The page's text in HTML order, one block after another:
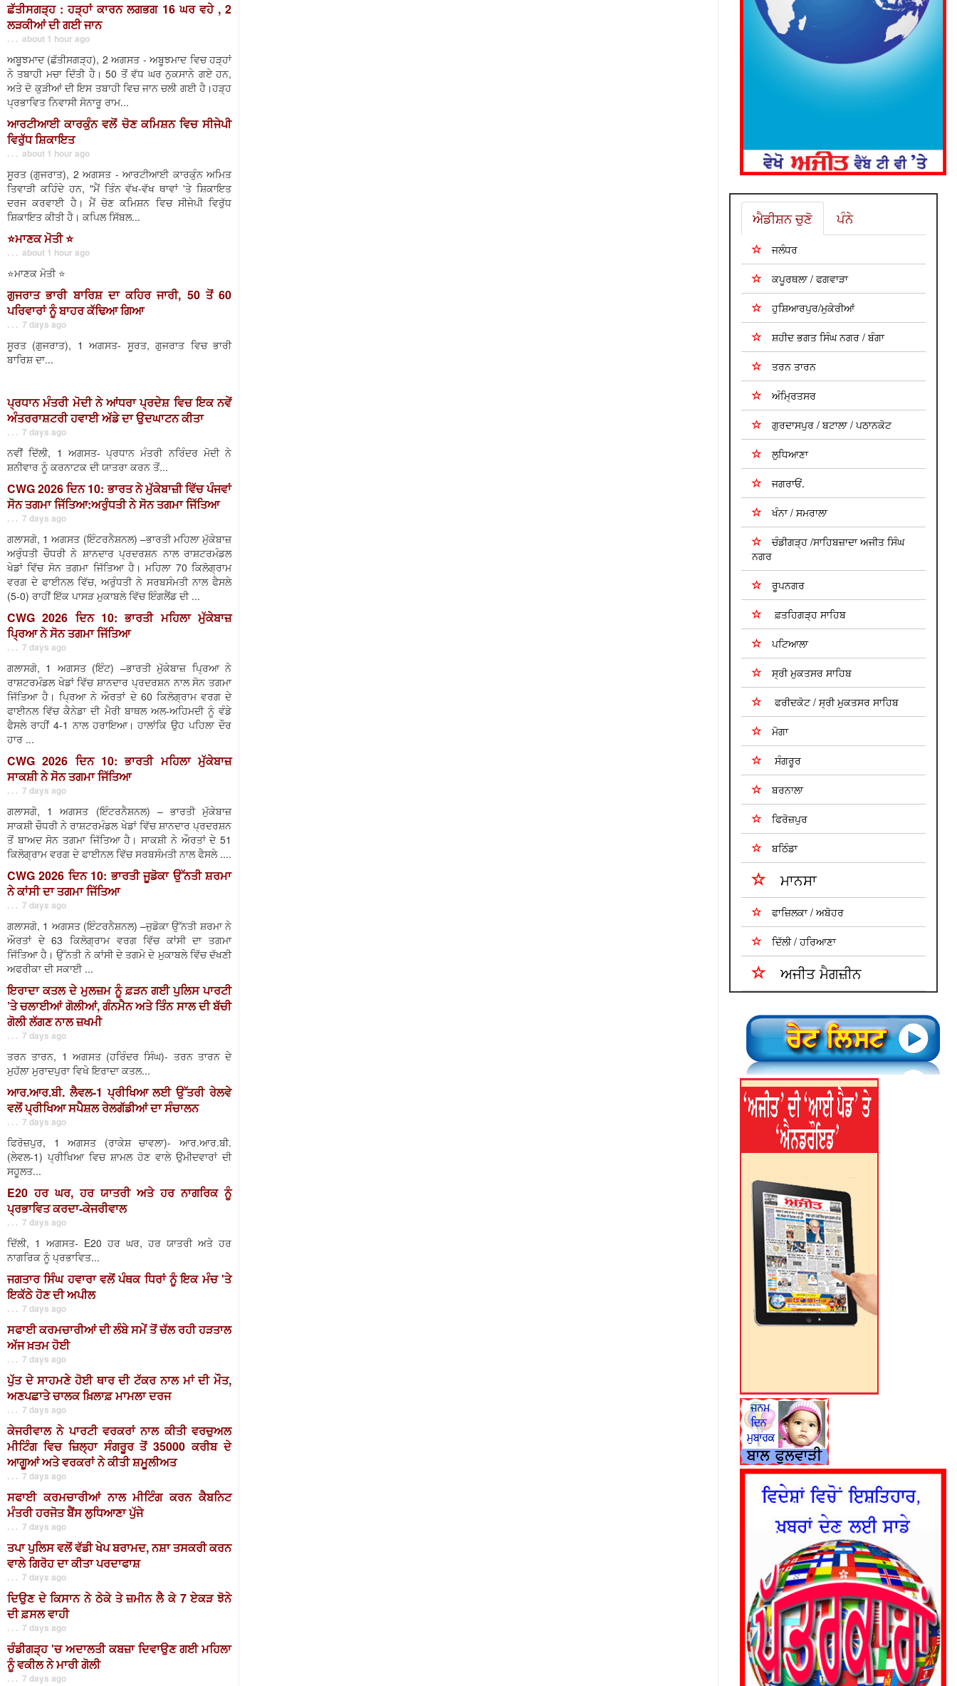
ਛੱਤੀਸਗੜ੍ਹ : ਹੜ੍ਹਾਂ ਕਾਰਨ ਲਗਭਗ 16 ਘਰ ਵਹੇ , 2
ਲੜਕੀਆਂ ਦੀ ਗਈ ਜਾਨ
. . . about 1 hour ago
ਅਬੂਝਮਾਦ (ਛੱਤੀਸਗੜ੍ਹ), 2 ਅਗਸਤ - ਅਬੂਝਮਾਦ ਵਿਚ ਹੜ੍ਹਾਂ
ਨੇ ਤਬਾਹੀ ਮਚਾ ਦਿੱਤੀ ਹੈ। 50 ਤੋਂ ਵੱਧ ਘਰ ਨੁਕਸਾਨੇ ਗਏ ਹਨ,
ਅਤੇ ਦੋ ਕੁੜੀਆਂ ਦੀ ਇਸ ਤਬਾਹੀ ਵਿਚ ਜਾਨ ਚਲੀ ਗਈ ਹੈ।ਹੜ੍ਹ
ਪ੍ਰਭਾਵਿਤ ਨਿਵਾਸੀ ਸੋਨਾਰੂ ਰਾਮ...
ਆਰਟੀਆਈ ਕਾਰਕੁੰਨ ਵਲੋਂ ਚੋਣ ਕਮਿਸ਼ਨ ਵਿਚ ਸੀਜੇਪੀ
ਵਿਰੁੱਧ ਸ਼ਿਕਾਇਤ
. . . about 1 hour ago
ਸੂਰਤ (ਗੁਜਰਾਤ), 2 ਅਗਸਤ - ਆਰਟੀਆਈ ਕਾਰਕੁੰਨ ਅਮਿਤ
ਤਿਵਾੜੀ ਕਹਿੰਦੇ ਹਨ, "ਮੈਂ ਤਿੰਨ ਵੱਖ-ਵੱਖ ਥਾਵਾਂ 'ਤੇ ਸ਼ਿਕਾਇਤ
ਦਰਜ ਕਰਵਾਈ ਹੈ। ਮੈਂ ਚੋਣ ਕਮਿਸ਼ਨ ਵਿਚ ਸੀਜੇਪੀ ਵਿਰੁੱਧ
ਸ਼ਿਕਾਇਤ ਕੀਤੀ ਹੈ। ਕਪਿਲ ਸਿੱਬਲ...
⭐️ਮਾਣਕ ਮੋਤੀ ⭐️
. . . about 1 hour ago
⭐️ਮਾਣਕ ਮੋਤੀ ⭐️
ਗੁਜਰਾਤ ਭਾਰੀ ਬਾਰਿਸ਼ ਦਾ ਕਹਿਰ ਜਾਰੀ, 50 ਤੋਂ 60
ਪਰਿਵਾਰਾਂ ਨੂੰ ਬਾਹਰ ਕੱਢਿਆ ਗਿਆ
. . . 7 days ago
ਸੂਰਤ (ਗੁਜਰਾਤ), 1 ਅਗਸਤ- ਸੂਰਤ, ਗੁਜਰਾਤ ਵਿਚ ਭਾਰੀ
ਬਾਰਿਸ਼ ਦਾ...
ਪ੍ਰਧਾਨ ਮੰਤਰੀ ਮੋਦੀ ਨੇ ਆਂਧਰਾ ਪ੍ਰਦੇਸ਼ ਵਿਚ ਇਕ ਨਵੇਂ
ਅੰਤਰਰਾਸ਼ਟਰੀ ਹਵਾਈ ਅੱਡੇ ਦਾ ਉਦਘਾਟਨ ਕੀਤਾ
. . . 7 days ago
ਨਵੀਂ ਦਿੱਲੀ, 1 ਅਗਸਤ- ਪ੍ਰਧਾਨ ਮੰਤਰੀ ਨਰਿੰਦਰ ਮੋਦੀ ਨੇ
ਸ਼ਨੀਵਾਰ ਨੂੰ ਕਰਨਾਟਕ ਦੀ ਯਾਤਰਾ ਕਰਨ ਤੋਂ...
CWG 2026 ਦਿਨ 10: ਭਾਰਤ ਨੇ ਮੁੱਕੇਬਾਜ਼ੀ ਵਿੱਚ ਪੰਜਵਾਂ
ਸੋਨ ਤਗਮਾ ਜਿੱਤਿਆ:ਅਰੁੰਧਤੀ ਨੇ ਸੋਨ ਤਗਮਾ ਜਿੱਤਿਆ
. . . 7 days ago
ਗਲਾਸਗੋ, 1 ਅਗਸਤ (ਇੰਟਰਨੈਸ਼ਨਲ) –ਭਾਰਤੀ ਮਹਿਲਾ ਮੁੱਕੇਬਾਜ਼
ਅਰੁੰਧਤੀ ਚੌਧਰੀ ਨੇ ਸ਼ਾਨਦਾਰ ਪ੍ਰਦਰਸ਼ਨ ਨਾਲ ਰਾਸ਼ਟਰਮੰਡਲ
ਖੇਡਾਂ ਵਿੱਚ ਸੋਨ ਤਗਮਾ ਜਿੱਤਿਆ ਹੈ। ਮਹਿਲਾ 70 ਕਿਲੋਗ੍ਰਾਮ
ਵਰਗ ਦੇ ਫਾਈਨਲ ਵਿੱਚ, ਅਰੁੰਧਤੀ ਨੇ ਸਰਬਸੰਮਤੀ ਨਾਲ ਫੈਸਲੇ
(5-0) ਰਾਹੀਂ ਇੱਕ ਪਾਸੜ ਮੁਕਾਬਲੇ ਵਿੱਚ ਇੰਗਲੈਂਡ ਦੀ ...
CWG 2026 ਦਿਨ 10: ਭਾਰਤੀ ਮਹਿਲਾ ਮੁੱਕੇਬਾਜ਼
ਪ੍ਰਿਆ ਨੇ ਸੋਨ ਤਗਮਾ ਜਿੱਤਿਆ
. . . 7 days ago
ਗਲਾਸਗੋ, 1 ਅਗਸਤ (ਇੰਟ) –ਭਾਰਤੀ ਮੁੱਕੇਬਾਜ਼ ਪ੍ਰਿਆ ਨੇ
ਰਾਸ਼ਟਰਮੰਡਲ ਖੇਡਾਂ ਵਿੱਚ ਸ਼ਾਨਦਾਰ ਪ੍ਰਦਰਸ਼ਨ ਨਾਲ ਸੋਨ ਤਗਮਾ
ਜਿੱਤਿਆ ਹੈ। ਪ੍ਰਿਆ ਨੇ ਔਰਤਾਂ ਦੇ 60 ਕਿਲੋਗ੍ਰਾਮ ਵਰਗ ਦੇ
ਫਾਈਨਲ ਵਿੱਚ ਕੈਨੇਡਾ ਦੀ ਮੈਰੀ ਬਾਥਲ ਅਲ-ਅਹਿਮਦੀ ਨੂੰ ਵੰਡੇ
ਫੈਸਲੇ ਰਾਹੀਂ 4-1 ਨਾਲ ਹਰਾਇਆ। ਹਾਲਾਂਕਿ ਉਹ ਪਹਿਲਾ ਦੌਰ
ਹਾਰ ...
CWG 2026 ਦਿਨ 10: ਭਾਰਤੀ ਮਹਿਲਾ ਮੁੱਕੇਬਾਜ਼
ਸਾਕਸ਼ੀ ਨੇ ਸੋਨ ਤਗਮਾ ਜਿੱਤਿਆ
. . . 7 days ago
ਗਲਾਸਗੋ, 1 ਅਗਸਤ (ਇੰਟਰਨੈਸ਼ਨਲ) – ਭਾਰਤੀ ਮੁੱਕੇਬਾਜ਼
ਸਾਕਸ਼ੀ ਚੌਧਰੀ ਨੇ ਰਾਸ਼ਟਰਮੰਡਲ ਖੇਡਾਂ ਵਿੱਚ ਸ਼ਾਨਦਾਰ ਪ੍ਰਦਰਸ਼ਨ
ਤੋਂ ਬਾਅਦ ਸੋਨ ਤਗਮਾ ਜਿੱਤਿਆ ਹੈ। ਸਾਕਸ਼ੀ ਨੇ ਔਰਤਾਂ ਦੇ 51
ਕਿਲੋਗ੍ਰਾਮ ਵਰਗ ਦੇ ਫਾਈਨਲ ਵਿੱਚ ਸਰਬਸੰਮਤੀ ਨਾਲ ਫੈਸਲੇ ....
CWG 2026 ਦਿਨ 10: ਭਾਰਤੀ ਜੂਡੋਕਾ ਉੱਨਤੀ ਸ਼ਰਮਾ
ਨੇ ਕਾਂਸੀ ਦਾ ਤਗਮਾ ਜਿੱਤਿਆ
. . . 7 days ago
ਗਲਾਸਗੋ, 1 ਅਗਸਤ (ਇੰਟਰਨੈਸ਼ਨਲ) –ਜੁਡੋਕਾ ਉੱਨਤੀ ਸ਼ਰਮਾ ਨੇ
ਔਰਤਾਂ ਦੇ 63 ਕਿਲੋਗ੍ਰਾਮ ਵਰਗ ਵਿੱਚ ਕਾਂਸੀ ਦਾ ਤਗਮਾ
ਜਿੱਤਿਆ ਹੈ। ਉੱਨਤੀ ਨੇ ਕਾਂਸੀ ਦੇ ਤਗਮੇ ਦੇ ਮੁਕਾਬਲੇ ਵਿੱਚ ਦੱਖਣੀ
ਅਫਰੀਕਾ ਦੀ ਸਕਾਈ ...
ਇਰਾਦਾ ਕਤਲ ਦੇ ਮੁਲਜ਼ਮ ਨੂੰ ਫ਼ੜਨ ਗਈ ਪੁਲਿਸ ਪਾਰਟੀ
’ਤੇ ਚਲਾਈਆਂ ਗੋਲੀਆਂ, ਗੰਨਮੈਨ ਅਤੇ ਤਿੰਨ ਸਾਲ ਦੀ ਬੱਚੀ
ਗੋਲੀ ਲੱਗਣ ਨਾਲ ਜ਼ਖਮੀ
. . . 7 days ago
ਤਰਨ ਤਾਰਨ, 1 ਅਗਸਤ (ਹਰਿੰਦਰ ਸਿੰਘ)- ਤਰਨ ਤਾਰਨ ਦੇ
ਮੁਹੱਲਾ ਮੁਰਾਦਪੁਰਾ ਵਿਖੇ ਇਰਾਦਾ ਕਤਲ...
ਆਰ.ਆਰ.ਬੀ. ਲੈਵਲ-1 ਪ੍ਰੀਖਿਆ ਲਈ ਉੱਤਰੀ ਰੇਲਵੇ
ਵਲੋਂ ਪ੍ਰੀਖਿਆ ਸਪੈਸ਼ਲ ਰੇਲਗੱਡੀਆਂ ਦਾ ਸੰਚਾਲਨ
. . . 7 days ago
ਫਿਰੋਜ਼ਪੁਰ, 1 ਅਗਸਤ (ਰਾਕੇਸ਼ ਚਾਵਲਾ)- ਆਰ.ਆਰ.ਬੀ.
(ਲੇਵਲ-1) ਪ੍ਰੀਖਿਆ ਵਿਚ ਸ਼ਾਮਲ ਹੋਣ ਵਾਲੇ ਉਮੀਦਵਾਰਾਂ ਦੀ
ਸਹੂਲਤ...
E20 ਹਰ ਘਰ, ਹਰ ਯਾਤਰੀ ਅਤੇ ਹਰ ਨਾਗਰਿਕ ਨੂੰ
ਪ੍ਰਭਾਵਿਤ ਕਰਦਾ-ਕੇਜਰੀਵਾਲ
. . . 7 days ago
ਦਿੱਲੀ, 1 ਅਗਸਤ- E20 ਹਰ ਘਰ, ਹਰ ਯਾਤਰੀ ਅਤੇ ਹਰ
ਨਾਗਰਿਕ ਨੂੰ ਪ੍ਰਭਾਵਿਤ...
ਜਗਤਾਰ ਸਿੰਘ ਹਵਾਰਾ ਵਲੋਂ ਪੰਥਕ ਧਿਰਾਂ ਨੂੰ ਇਕ ਮੰਚ 'ਤੇ
ਇਕੱਠੇ ਹੋਣ ਦੀ ਅਪੀਲ
. . . 7 days ago
ਸਫਾਈ ਕਰਮਚਾਰੀਆਂ ਦੀ ਲੰਬੇ ਸਮੇਂ ਤੋਂ ਚੱਲ ਰਹੀ ਹੜਤਾਲ
ਅੱਜ ਖ਼ਤਮ ਹੋਈ
. . . 7 days ago
ਪੁੱਤ ਦੇ ਸਾਹਮਣੇ ਹੋਈ ਥਾਰ ਦੀ ਟੱਕਰ ਨਾਲ ਮਾਂ ਦੀ ਮੌਤ,
ਅਣਪਛਾਤੇ ਚਾਲਕ ਖ਼ਿਲਾਫ਼ ਮਾਮਲਾ ਦਰਜ
. . . 7 days ago
ਕੇਜਰੀਵਾਲ ਨੇ ਪਾਰਟੀ ਵਰਕਰਾਂ ਨਾਲ ਕੀਤੀ ਵਰਚੁਅਲ
ਮੀਟਿੰਗ ਵਿਚ ਜ਼ਿਲ੍ਹਾ ਸੰਗਰੂਰ ਤੋਂ 35000 ਕਰੀਬ ਦੇ
ਆਗੂਆਂ ਅਤੇ ਵਰਕਰਾਂ ਨੇ ਕੀਤੀ ਸ਼ਮੂਲੀਅਤ
. . . 7 days ago
ਸਫਾਈ ਕਰਮਚਾਰੀਆਂ ਨਾਲ ਮੀਟਿੰਗ ਕਰਨ ਕੈਬਨਿਟ
ਮੰਤਰੀ ਹਰਜੋਤ ਬੈਂਸ ਲੁਧਿਆਣਾ ਪੁੱਜੇ
. . . 7 days ago
ਤਪਾ ਪੁਲਿਸ ਵਲੋਂ ਵੱਡੀ ਖੇਪ ਬਰਾਮਦ, ਨਸ਼ਾ ਤਸਕਰੀ ਕਰਨ
ਵਾਲੇ ਗਿਰੋਹ ਦਾ ਕੀਤਾ ਪਰਦਾਫਾਸ਼
. . . 7 days ago
ਦਿਉਣ ਦੇ ਕਿਸਾਨ ਨੇ ਠੇਕੇ ਤੇ ਜ਼ਮੀਨ ਲੈ ਕੇ 7 ਏਕੜ ਝੋਨੇ
ਦੀ ਫ਼ਸਲ ਵਾਹੀ
. . . 7 days ago
ਚੰਡੀਗੜ੍ਹ 'ਚ ਅਦਾਲਤੀ ਕਬਜ਼ਾ ਦਿਵਾਉਣ ਗਈ ਮਹਿਲਾ
ਨੂੰ ਵਕੀਲ ਨੇ ਮਾਰੀ ਗੋਲੀ
. . . 7 days ago
ਐਡੀਸ਼ਨ ਚੁਣੋ ਪੰਨੇ
ਜਲੰਧਰ
ਕਪੂਰਥਲਾ / ਫਗਵਾੜਾ
ਹੁਸ਼ਿਆਰਪੁਰ/ਮੁਕੇਰੀਆਂ
ਸ਼ਹੀਦ ਭਗਤ ਸਿੰਘ ਨਗਰ / ਬੰਗਾ
ਤਰਨ ਤਾਰਨ
ਅੰਮ੍ਰਿਤਸਰ
ਗੁਰਦਾਸਪੁਰ / ਬਟਾਲਾ / ਪਠਾਨਕੋਟ
ਲੁਧਿਆਣਾ
ਜਗਰਾਓਂ.
ਖੰਨਾ / ਸਮਰਾਲਾ
ਚੰਡੀਗੜ੍ਹ /ਸਾਹਿਬਜ਼ਾਦਾ ਅਜੀਤ ਸਿੰਘ
ਨਗਰ
ਰੂਪਨਗਰ
ਫ਼ਤਹਿਗੜ੍ਹ ਸਾਹਿਬ
ਪਟਿਆਲਾ
ਸ੍ਰੀ ਮੁਕਤਸਰ ਸਾਹਿਬ
ਫਰੀਦਕੋਟ / ਸ੍ਰੀ ਮੁਕਤਸਰ ਸਾਹਿਬ
ਮੋਗਾ
ਸੰਗਰੂਰ
ਬਰਨਾਲਾ
ਫਿਰੋਜ਼ਪੁਰ
ਬਠਿੰਡਾ
ਮਾਨਸਾ
ਫਾਜ਼ਿਲਕਾ / ਅਬੋਹਰ
ਦਿੱਲੀ / ਹਰਿਆਣਾ
ਅਜੀਤ ਮੈਗਜ਼ੀਨ